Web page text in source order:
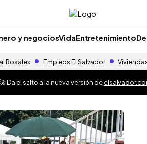
y negociosVidaEntretenimiento
Rosales Empleos El Salvador
Da el salto a la nueva versión de